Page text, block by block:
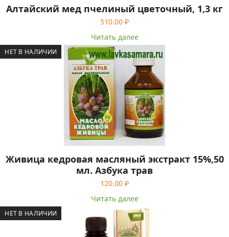
Алтайский мед пчелиный цветочный, 1,3 кг
510.00 ₽
Читать далее
НЕТ В НАЛИЧИИ
Живица кедровая масляный экстракт 15%,50
мл. Азбука трав
120.00 ₽
Читать далее
НЕТ В НАЛИЧИИ